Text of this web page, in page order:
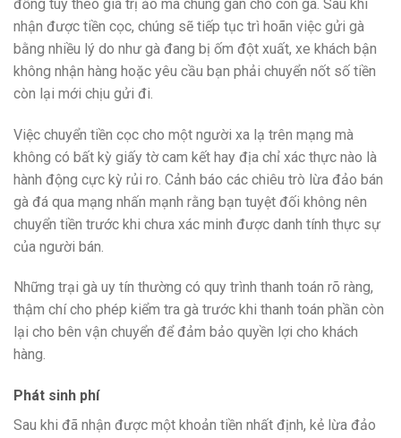
đồng tùy theo giá trị ảo mà chúng gán cho con gà. Sau khi
nhận được tiền cọc, chúng sẽ tiếp tục trì hoãn việc gửi gà
bằng nhiều lý do như gà đang bị ốm đột xuất, xe khách bận
không nhận hàng hoặc yêu cầu bạn phải chuyển nốt số tiền
còn lại mới chịu gửi đi.
Việc chuyển tiền cọc cho một người xa lạ trên mạng mà
không có bất kỳ giấy tờ cam kết hay địa chỉ xác thực nào là
hành động cực kỳ rủi ro. Cảnh báo các chiêu trò lừa đảo bán
gà đá qua mạng nhấn mạnh rằng bạn tuyệt đối không nên
chuyển tiền trước khi chưa xác minh được danh tính thực sự
của người bán.
Những trại gà uy tín thường có quy trình thanh toán rõ ràng,
thậm chí cho phép kiểm tra gà trước khi thanh toán phần còn
lại cho bên vận chuyển để đảm bảo quyền lợi cho khách
hàng.
Phát sinh phí
Sau khi đã nhận được một khoản tiền nhất định, kẻ lừa đảo